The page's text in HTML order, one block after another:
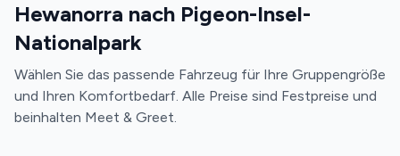
Hewanorra nach Pigeon-Insel-
Nationalpark
Wählen Sie das passende Fahrzeug für Ihre Gruppengröße
und Ihren Komfortbedarf. Alle Preise sind Festpreise und
beinhalten Meet & Greet.